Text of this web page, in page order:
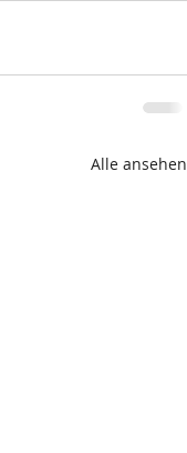
Alle ansehen